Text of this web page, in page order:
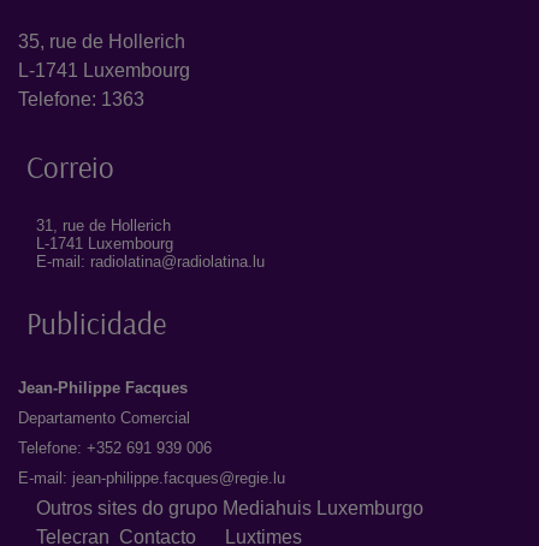
35, rue de Hollerich
L-1741 Luxembourg
Telefone: 1363
Correio
31, rue de Hollerich
L-1741 Luxembourg
E-mail: radiolatina@radiolatina.lu
Publicidade
Jean-Philippe Facques
Departamento Comercial
Telefone: +352 691 939 006
E-mail: jean-philippe.facques@regie.lu
Outros sites do grupo Mediahuis Luxemburgo
Telecran Contacto Luxtimes